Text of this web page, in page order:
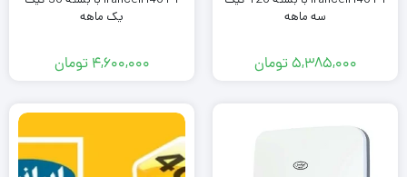
سه ماهه
۵,۳۸۵,۰۰۰تومان
یک ماهه
۴,۶۰۰,۰۰۰ تومان